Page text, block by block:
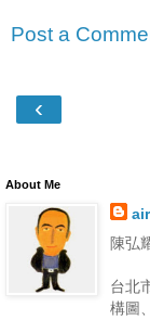
Post a
‹
About Me
陳弘
台北
構圖